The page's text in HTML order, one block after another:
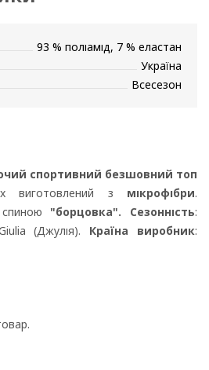
93 % поліамід, 7 % еластан
Україна
Всесезон
спортивний безшовний топ
виготовлений з мікрофібри.
"борцовка". Сезонність:
(Джулія). Країна виробник: